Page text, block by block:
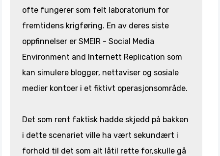
ofte fungerer som felt laboratorium for
fremtidens krigføring. En av deres siste
oppfinnelser er SMEIR - Social Media
Environment and Internett Replication som
kan simulere blogger, nettaviser og sosiale
medier kontoer i et fiktivt operasjonsområde.
Det som rent faktisk hadde skjedd på bakken
i dette scenariet ville ha vært sekundært i
forhold til det som alt låtil rette for,skulle gå